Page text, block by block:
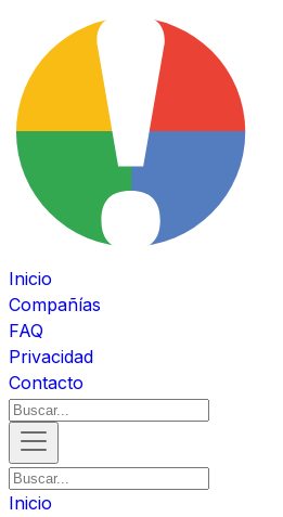
Inicio
Compañías
FAQ
Privacidad
Contacto
Inicio